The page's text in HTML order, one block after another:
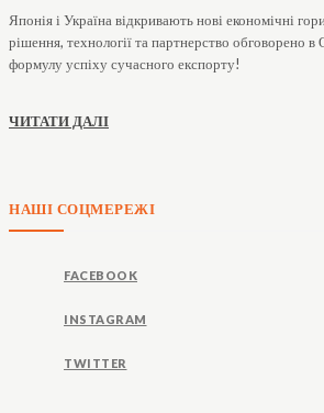
Японія і Україна відкривають нові економічні
рішення, технології та партнерство обговорено в
формулу успіху сучасного експорту!
ЧИТАТИ ДАЛІ
НАШІ СОЦМЕРЕЖІ
FACEBOOK
INSTAGRAM
TWITTER